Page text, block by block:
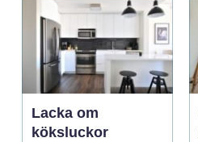
Lacka om
köksluckor